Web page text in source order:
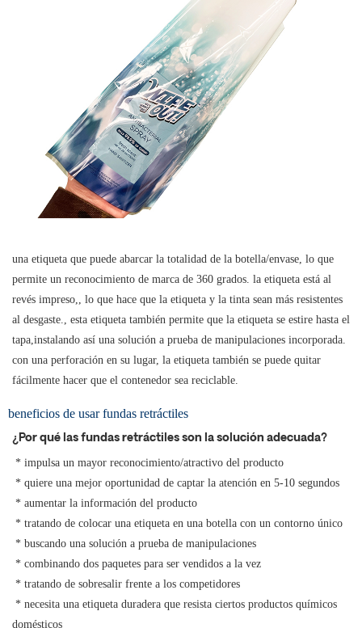
una etiqueta que puede abarcar la totalidad de la botella/envase, lo que
permite un reconocimiento de marca de 360 grados. la etiqueta está al
revés impreso,, lo que hace que la etiqueta y la tinta sean más resistentes
al desgaste., esta etiqueta también permite que la etiqueta se estire hasta el
tapa,instalando así una solución a prueba de manipulaciones incorporada.
con una perforación en su lugar, la etiqueta también se puede quitar
fácilmente hacer que el contenedor sea reciclable.
beneficios de usar fundas retráctiles
¿Por qué las fundas retráctiles son la solución adecuada?
* impulsa un mayor reconocimiento/atractivo del producto
* quiere una mejor oportunidad de captar la atención en 5-10 segundos
* aumentar la información del producto
* tratando de colocar una etiqueta en una botella con un contorno único
* buscando una solución a prueba de manipulaciones
* combinando dos paquetes para ser vendidos a la vez
* tratando de sobresalir frente a los competidores
domésticos